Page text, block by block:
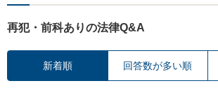
再犯・前科ありの法律Q&A
新着順 回答数が多い順